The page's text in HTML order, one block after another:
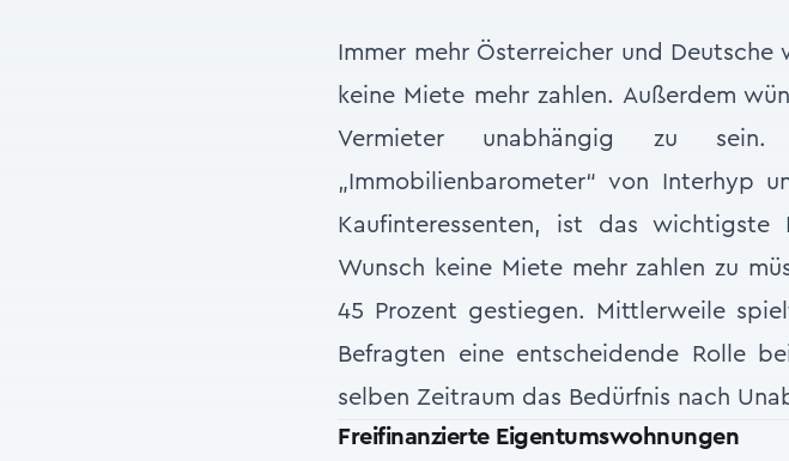
Immer mehr Österreicher und
keine Miete mehr zahlen. Außerdem
Vermieter unabhängig zu
„Immobilienbarometer“ von Interhyp
Kaufinteressenten, ist das
Wunsch keine Miete mehr zahlen zu
45 Prozent gestiegen. Mittlerweile
Befragten eine entscheidende Rolle
selben Zeitraum das Bedürfnis nach
Freifinanzierte Eigentumswohnungen